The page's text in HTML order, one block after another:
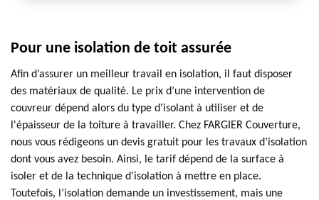
Pour une isolation de toit assurée
Afin d’assurer un meilleur travail en isolation, il faut disposer
des matériaux de qualité. Le prix d’une intervention de
couvreur dépend alors du type d'isolant à utiliser et de
l'épaisseur de la toiture à travailler. Chez FARGIER Couverture,
nous vous rédigeons un devis gratuit pour les travaux d’isolation
dont vous avez besoin. Ainsi, le tarif dépend de la surface à
isoler et de la technique d'isolation à mettre en place.
Toutefois, l’isolation demande un investissement, mais une